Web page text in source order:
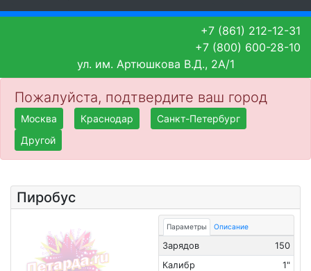
+7 (861) 212-12-31
+7 (800) 600-28-10
ул. им. Артюшкова В.Д., 2А/1
Пожалуйста, подтвердите ваш город
Москва Краснодар
Санкт-Петербург
Другой
Пиробус
Параметры Описание
Зарядов
150
Калибр
1"